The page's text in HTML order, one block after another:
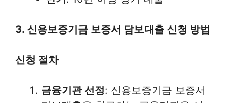
3. 신용보증기금 보증서 담보대출 신청 방법
신청 절차
금융기관 선정: 신용보증기금 보증서